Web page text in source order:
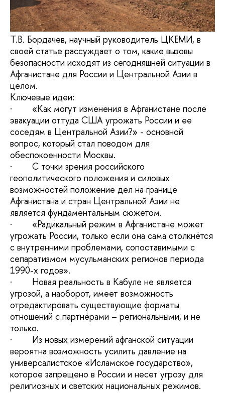
Т.В. Бордачев, научный руководитель ЦКЕМИ, в
своей статье рассуждает о том, какие вызовы
безопасности исходят из сегодняшней ситуации в
Афганистане для России и Центральной Азии в
целом.
Ключевые идеи:
· «Как могут изменения в Афганистане после
эвакуации оттуда США угрожать России и ее
соседям в Центральной Азии?» - основной
вопрос, который стал поводом для
обеспокоенности Москвы.
· С точки зрения российского
геополитического положения и силовых
возможностей положение дел на границе
Афганистана и стран Центральной Азии не
является фундаментальным сюжетом.
· «Радикальный режим в Афганистане может
угрожать России, только если она сама столкнётся
с внутренними проблемами, сопоставимыми с
сепаратизмом мусульманских регионов периода
1990-х годов».
· Новая реальность в Кабуле не является
угрозой, а наоборот, имеет возможность
отредактировать существующие форматы
отношений с партнёрами – региональными, и не
только.
· Из новых измерений афганской ситуации
вероятна возможность усилить давление на
универсалистское «Исламское государство»,
которое запрещено в России и несет угрозу для
религиозных и светских национальных режимов.